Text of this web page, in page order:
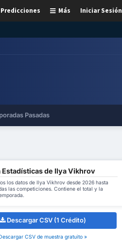
Iniciar Sesión
Más
Predicciones
Pasadas
Estadísticas de Ilya Vikhrov
los datos de Ilya Vikhrov desde 2026 hasta
las competiciones. Contiene el total y la
Descargar CSV (1 Crédito)
CSV de muestra gratuito »